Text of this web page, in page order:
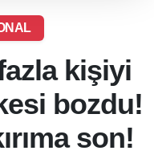
kişiyi
bozdu!
son!